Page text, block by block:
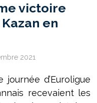
victoire
en
2021
d’Euroligue
recevaient les